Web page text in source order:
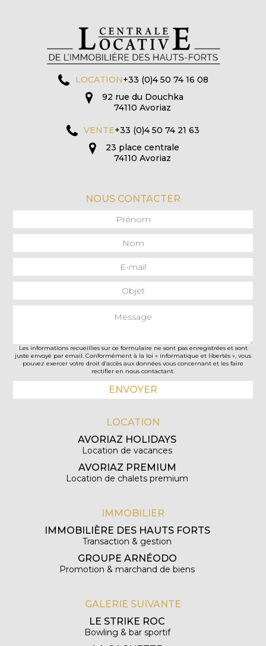
LOCATION+33 (0)4 50 74 16 08
92 rue du Douchka
74110 Avoriaz
VENTE+33 (0)4 50 74 21 63
23 place centrale
74110 Avoriaz
NOUS CONTACTER
Les informations recueillies sur ce formulaire ne sont pas enregistrées et sont
juste envoyé par email. Conformément à la loi « informatique et libertés », vous
pouvez exercer votre droit d’accès aux données vous concernant et les faire
rectifier en nous contactant.
LOCATION
AVORIAZ HOLIDAYS
Location de vacances
AVORIAZ PREMIUM
Location de chalets premium
IMMOBILIER
IMMOBILIÈRE DES HAUTS FORTS
Transaction & gestion
GROUPE ARNÉODO
Promotion & marchand de biens
GALERIE SUIVANTE
LE STRIKE ROC
Bowling & bar sportif